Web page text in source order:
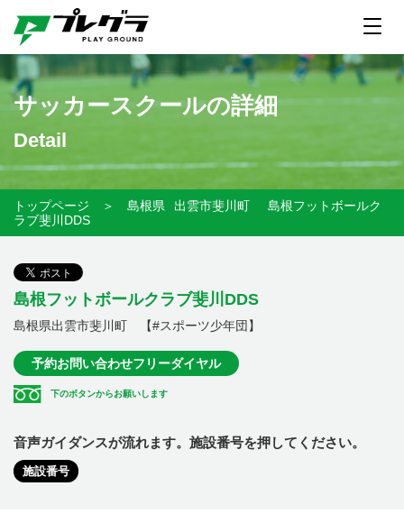
サッカースクールの詳細
Detail
トップページ ＞ 島根県 出雲市斐川町
島根フットボールク
ラブ斐川DDS
島根フットボールクラブ斐川DDS
島根県出雲市斐川町 【#スポーツ少年団】
予約お問い合わせフリーダイヤル
下のボタンからお願いします
音声ガイダンスが流れます。施設番号を押してください。
施設番号